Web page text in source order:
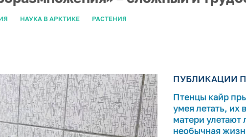
НАУКА В АРКТИКЕ РАСТЕНИЯ
ПУБЛИКАЦИИ
Птенцы кайр
умея летать, их
матери улетают
необычная